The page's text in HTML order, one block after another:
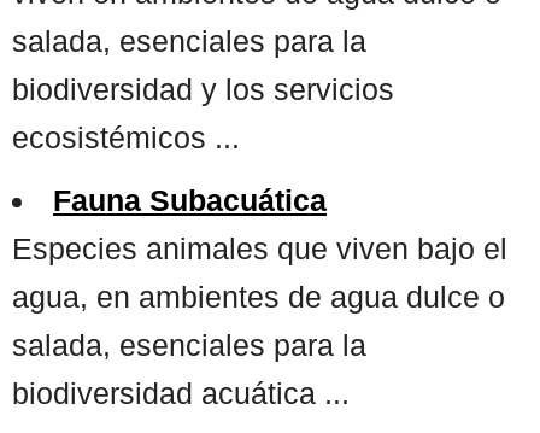
salada, esenciales para la
biodiversidad y los servicios
ecosistémicos ...
Fauna Subacuática
Especies animales que viven bajo el
agua, en ambientes de agua dulce o
salada, esenciales para la
biodiversidad acuática ...